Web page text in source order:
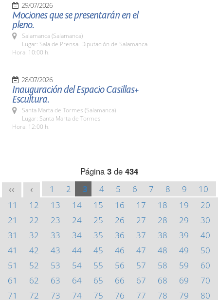
29/07/2026
Mociones que se presentarán en el
pleno.
Salamanca (Salamanca)
Lugar: Sala de Prensa. Diputación de Salamanca
Hora: 10:00 h.
28/07/2026
Inauguración del Espacio Casillas+
Escultura.
Santa Marta de Tormes (Salamanca)
Lugar: Santa Marta de Tormes
Hora: 12:00 h.
Página 3de 434
<< < 1 2 3 4 5 6 7 8 9
10
11
12 13 14 15 16 17 18 19
20
21
22 23 24 25 26 27 28 29
30
31
32 33 34 35 36 37 38 39
40
41
42 43 44 45 46 47 48 49
50
51
52 53 54 55 56 57 58 59
60
61
62 63 64 65 66 67 68 69
70
71
72 73 74 75 76 77 78 79
80